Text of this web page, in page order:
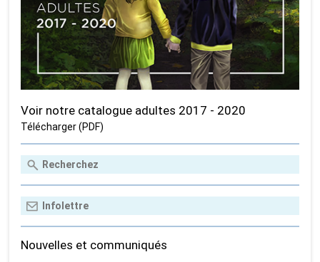
Voir notre catalogue adultes 2017 - 2020
Télécharger (PDF)
Nouvelles et communiqués